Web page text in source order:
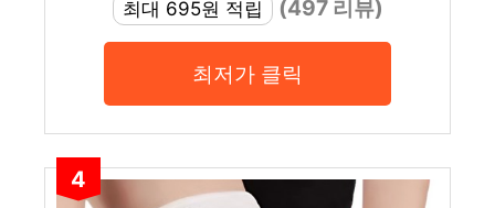
최대 695원 적립
(497 리뷰)
최저가 클릭
4